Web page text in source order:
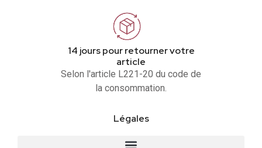
14 jours pour retourner votre
article
Selon l'article L221-20 du code de
la consommation.
Légales